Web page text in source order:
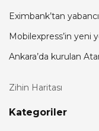
Eximbank’tan
Mobilexpress’in yeni
Ankara’da kurulan
Zihin Haritası
Kategoriler